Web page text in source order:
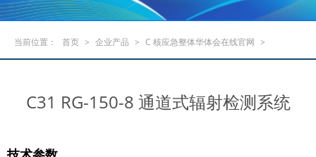
当前位置： 首页 > 企业产品 > C 核应急整体华体会在线官网 >
C31 RG-150-8 通道式辐射检测系统